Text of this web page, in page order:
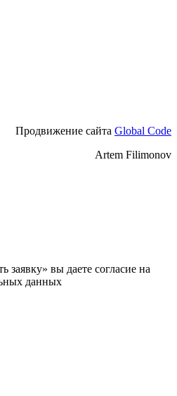
Продвижение сайта Global Code
Artem Filimonov
вы даете согласие на
данных